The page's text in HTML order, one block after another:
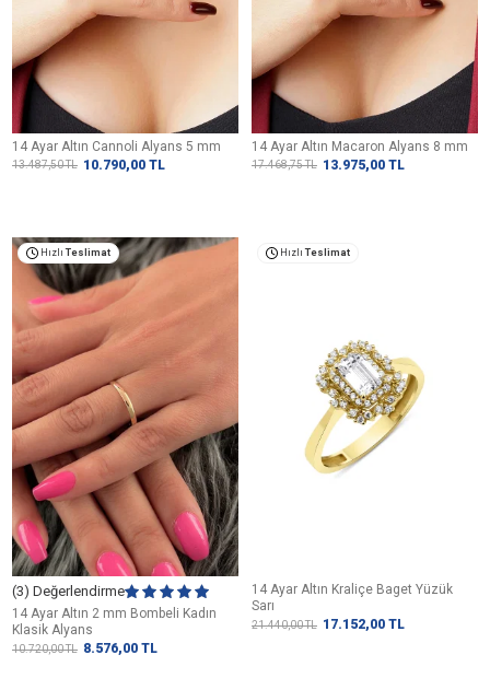
14 Ayar Altın Cannoli Alyans 5 mm
13.487,50TL 10.790,00 TL
14 Ayar Altın Macaron Alyans 8 mm
17.468,75TL 13.975,00 TL
Hızlı Teslimat
(3) Değerlendirme
14 Ayar Altın 2 mm Bombeli Kadın
Klasik Alyans
10.720,00TL 8.576,00 TL
Hızlı Teslimat
14 Ayar Altın Kraliçe Baget Yüzük
Sarı
21.440,00TL 17.152,00 TL